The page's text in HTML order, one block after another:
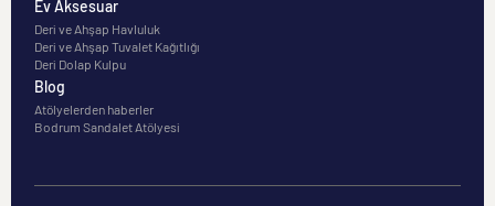
Ev Aksesuar
Deri ve Ahşap Havluluk
Deri ve Ahşap Tuvalet Kağıtlığı
Deri Dolap Kulpu
Blog
Atölyelerden haberler
Bodrum Sandalet Atölyesi